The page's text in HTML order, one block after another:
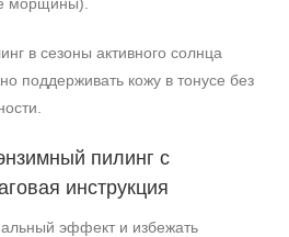
в сезоны активного солнца
поддерживать кожу в тонусе без
пилинг с
инструкция
эффект и избежать